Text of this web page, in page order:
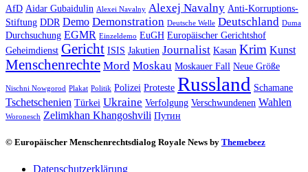
AfD Aidar Gubaidulin Alexei Navalny Alexej Navalny Anti-Korruptions-
Stiftung DDR Demo Demonstration Deutsche Welle Deutschland Duma
Durchsuchung EGMR Einzeldemo EuGH Europäischer Gerichtshof
Geheimdienst Gericht ISIS Jakutien Journalist Kasan Krim Kunst
Menschenrechte Mord Moskau Moskauer Fall Neue Größe
Nischni Nowgorod Plakat Politik Polizei Proteste Russland Schamane
Tschetschenien Türkei Ukraine Verfolgung Verschwundenen Wahlen
Woronesch Zelimkhan Khangoshvili Путин
© Europäischer Menschenrechtsdialog Royale News by Themebeez
Datenschutzerklärung